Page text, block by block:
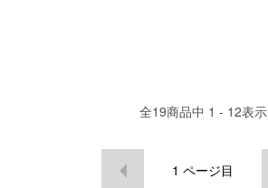
全19商品中 1 - 12表示
1 ページ目